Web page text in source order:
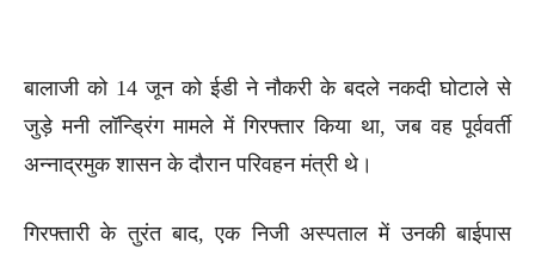
बालाजी को 14 जून को ईडी ने नौकरी के बदले नकदी घोटाले से
जुड़े मनी लॉन्ड्रिंग मामले में गिरफ्तार किया था, जब वह पूर्ववर्ती
अन्नाद्रमुक शासन के दौरान परिवहन मंत्री थे।
गिरफ्तारी के तुरंत बाद, एक निजी अस्पताल में उनकी बाईपास